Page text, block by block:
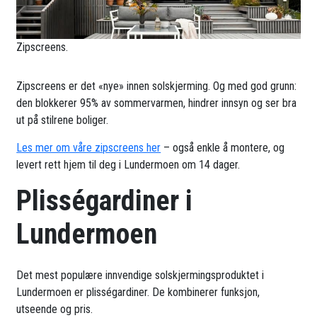
Zipscreens.
Zipscreens er det «nye» innen solskjerming. Og med god grunn:
den blokkerer 95% av sommervarmen, hindrer innsyn og ser bra
ut på stilrene boliger.
Les mer om våre zipscreens her – også enkle å montere, og
levert rett hjem til deg i Lundermoen om 14 dager.
Plisségardiner i
Lundermoen
Det mest populære innvendige solskjermingsproduktet i
Lundermoen er plisségardiner. De kombinerer funksjon,
utseende og pris.